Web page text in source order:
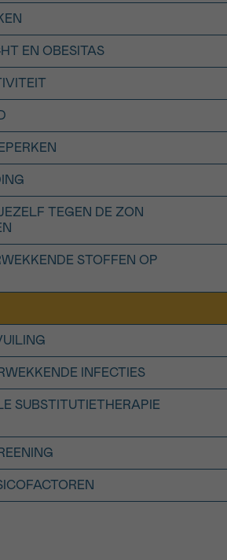
EN OBESITAS
TEGEN DE ZON
STOFFEN OP
INFECTIES
SUBSTITUTIETHERAPIE